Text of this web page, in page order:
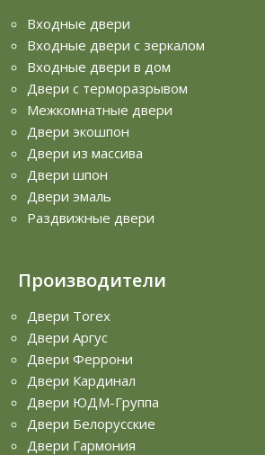
Входные двери
Входные двери с зеркалом
Входные двери в дом
Двери с терморазрывом
Межкомнатные двери
Двери экошпон
Двери из массива
Двери шпон
Двери эмаль
Раздвижные двери
Производители
Двери Torex
Двери Аргус
Двери Феррони
Двери Кардинал
Двери ЮДМ-Группа
Двери Белорусские
Двери Гармония